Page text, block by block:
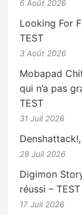
6 Août 2026
Looking For
TEST
3 Août 2026
Mobapad
qui n’a pas
TEST
31 Juil 2026
28 Juil 2026
Digimon
réussi – TEST
17 Juil 2026